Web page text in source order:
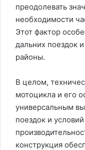
преодолевать
необходимости
Этот фактор
дальних поездок
районы.
В целом,
мотоцикла и его
универсальным
поездок и
конструкция